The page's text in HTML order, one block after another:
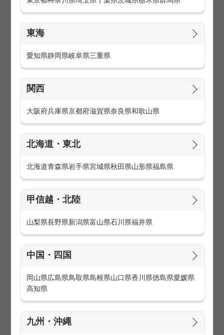
東海
愛知県静岡県岐阜県三重県
関西
大阪府兵庫県京都府滋賀県奈良県和歌山県
北海道・東北
北海道青森県岩手県宮城県秋田県山形県福島県
甲信越・北陸
山梨県長野県新潟県富山県石川県福井県
中国・四国
岡山県広島県鳥取県島根県山口県香川県徳島県愛媛県
高知県
九州・沖縄
ランドの販売や店舗運営をするお仕事です。
様々なブランドの取り扱いがあるからこそ、勤務地も多数あ
り！
商品のご説明・案内
レジ業務
店舗の清掃・品出し など
話題の商品を取り扱うので、お客様も興味津々！
【弊社について】
『博報堂グループ』だからこその充実したサポートがあり、
プできるチャンスも豊富です☆
【お仕事内容】
商品のご説明・案内
ディスプレイや商品管理
店舗の清掃・品出し など
話題の商品を取り扱うので、お客様も興味津々！